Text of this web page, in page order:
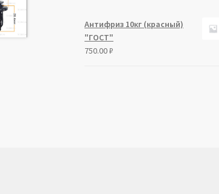
Антифриз 10кг (красный)
"ГОСТ"
750.00₽